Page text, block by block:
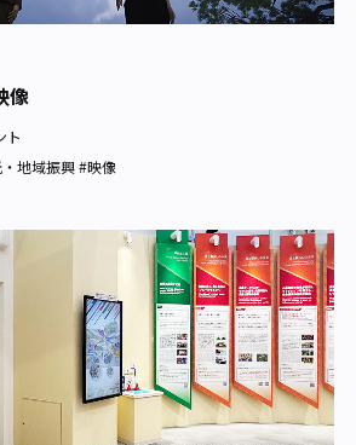
像
ト
地域振興 #映像